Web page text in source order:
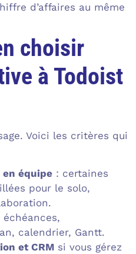
d’affaires au même
choisir
à Todoist
Voici les critères qui
en équipe : certaines
pour le solo,
calendrier, Gantt.
et CRM si vous gérez